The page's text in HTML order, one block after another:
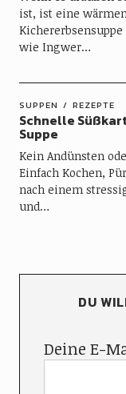
ist, ist eine
wie Ingwer…
SUPPEN REZEPTE
Schnelle
Suppe
Kein Andünsten
Einfach Kochen,
nach einem
und…
DU
Deine E-